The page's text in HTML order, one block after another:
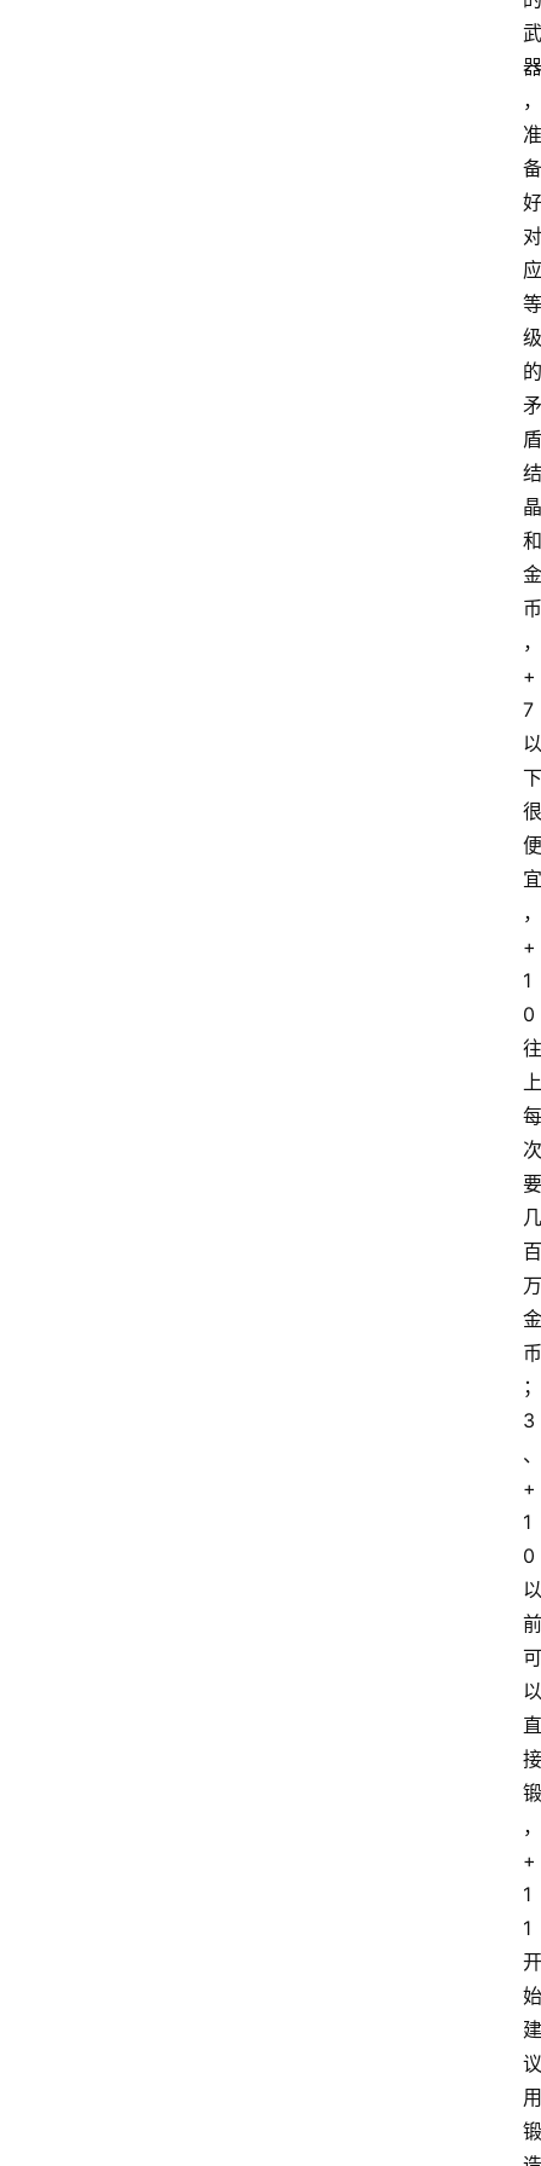
武
器
，
准
备
好
对
应
等
级
的
矛
盾
结
晶
和
金
币
，
+
7
以
下
很
便
宜
，
+
1
0
往
上
每
次
要
几
百
万
金
币
；
3
、
+
1
0
以
前
可
以
直
接
锻
，
+
1
1
开
始
建
议
用
锻